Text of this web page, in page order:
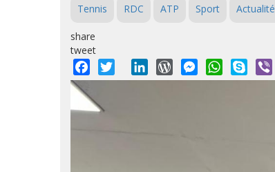
Tennis RDC ATP Sport Actualité
share
tweet
Facebook
Twitter LinkedInWordPressMessengerWhatsApp
Skype